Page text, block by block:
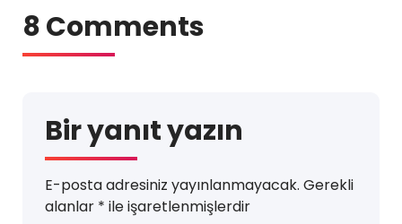
8 Comments
Bir yanıt yazın
E-posta adresiniz yayınlanmayacak. Gerekli
alanlar * ile işaretlenmişlerdir